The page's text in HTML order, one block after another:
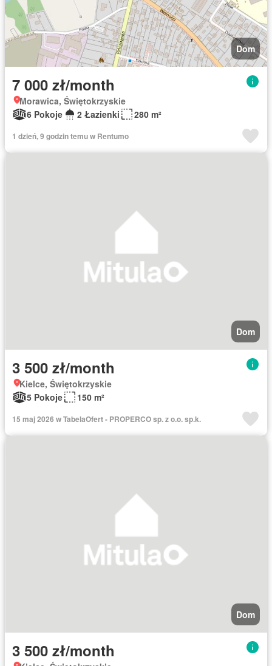
Dom
7 000 zł/month
Morawica, Świętokrzyskie
6 Pokoje
2 Łazienki 280 m²
1 dzień, 9 godzin temu w Rentumo
Dom
3 500 zł/month
Kielce, Świętokrzyskie
5 Pokoje
150 m²
15 maj 2026 w TabelaOfert - PROPERCO sp. z o.o. sp.k.
Dom
3 500 zł/month